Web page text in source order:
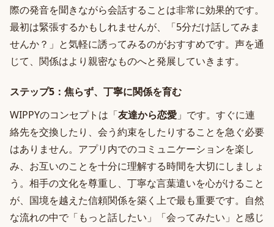
際の発音を聞きながら会話することは非常に効果的です。
最初は緊張するかもしれませんが、「5分だけ話してみま
せんか？」と気軽に誘ってみるのがおすすめです。声を通
じて、関係はより親密なものへと発展していきます。
ステップ5：焦らず、丁寧に関係を育む
WIPPYのコンセプトは「友達から恋愛 」です。すぐに連
絡先を交換したり、会う約束をしたりすることを急ぐ必要
はありません。アプリ内でのコミュニケーションを楽し
み、お互いのことを十分に理解する時間を大切にしましょ
う。相手の文化を尊重し、丁寧な言葉遣いを心がけること
が、国境を越えた信頼関係を築く上で最も重要です。自然
な流れの中で「もっと話したい」「会ってみたい」と感じ